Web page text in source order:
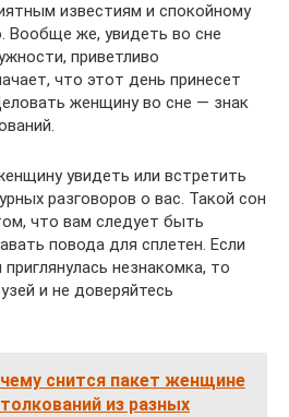
известиям и спокойному
Вообще же, увидеть во сне
приветливо
что этот день принесет
женщину во сне — знак
увидеть или встретить
разговоров о вас. Такой сон
что вам следует быть
повода для сплетен. Если
незнакомка, то
и не доверяйтесь
снится пакет женщине
из разных